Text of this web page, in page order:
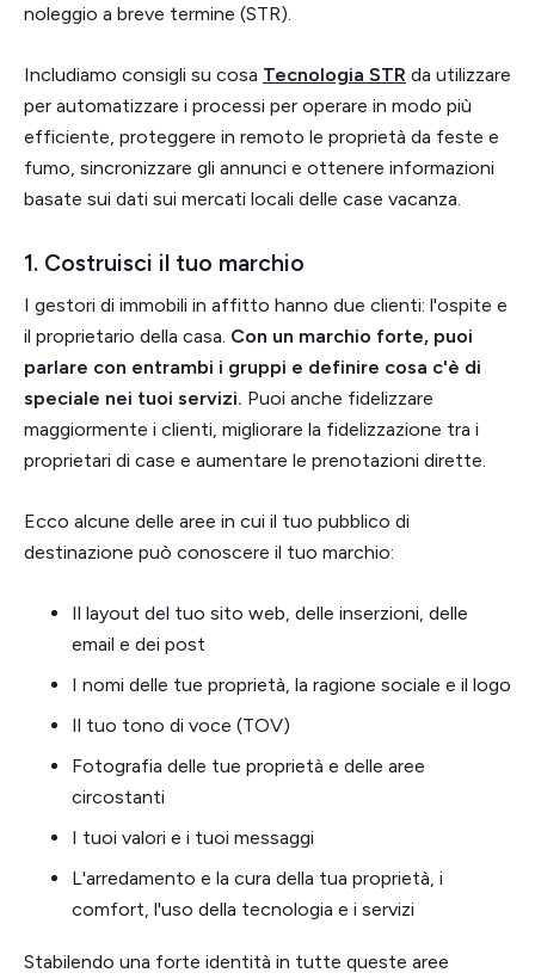
noleggio a breve termine (STR).
Includiamo consigli su cosa Tecnologia STR da utilizzare
per automatizzare i processi per operare in modo più
efficiente, proteggere in remoto le proprietà da feste e
fumo, sincronizzare gli annunci e ottenere informazioni
basate sui dati sui mercati locali delle case vacanza.
1. Costruisci il tuo marchio
I gestori di immobili in affitto hanno due clienti: l'ospite e
il proprietario della casa. Con un marchio forte, puoi
parlare con entrambi i gruppi e definire cosa c'è di
speciale nei tuoi servizi. Puoi anche fidelizzare
maggiormente i clienti, migliorare la fidelizzazione tra i
proprietari di case e aumentare le prenotazioni dirette.
Ecco alcune delle aree in cui il tuo pubblico di
destinazione può conoscere il tuo marchio:
Il layout del tuo sito web, delle inserzioni, delle
email e dei post
I nomi delle tue proprietà, la ragione sociale e il logo
Il tuo tono di voce (TOV)
Fotografia delle tue proprietà e delle aree
circostanti
I tuoi valori e i tuoi messaggi
L'arredamento e la cura della tua proprietà, i
comfort, l'uso della tecnologia e i servizi
Stabilendo una forte identità in tutte queste aree